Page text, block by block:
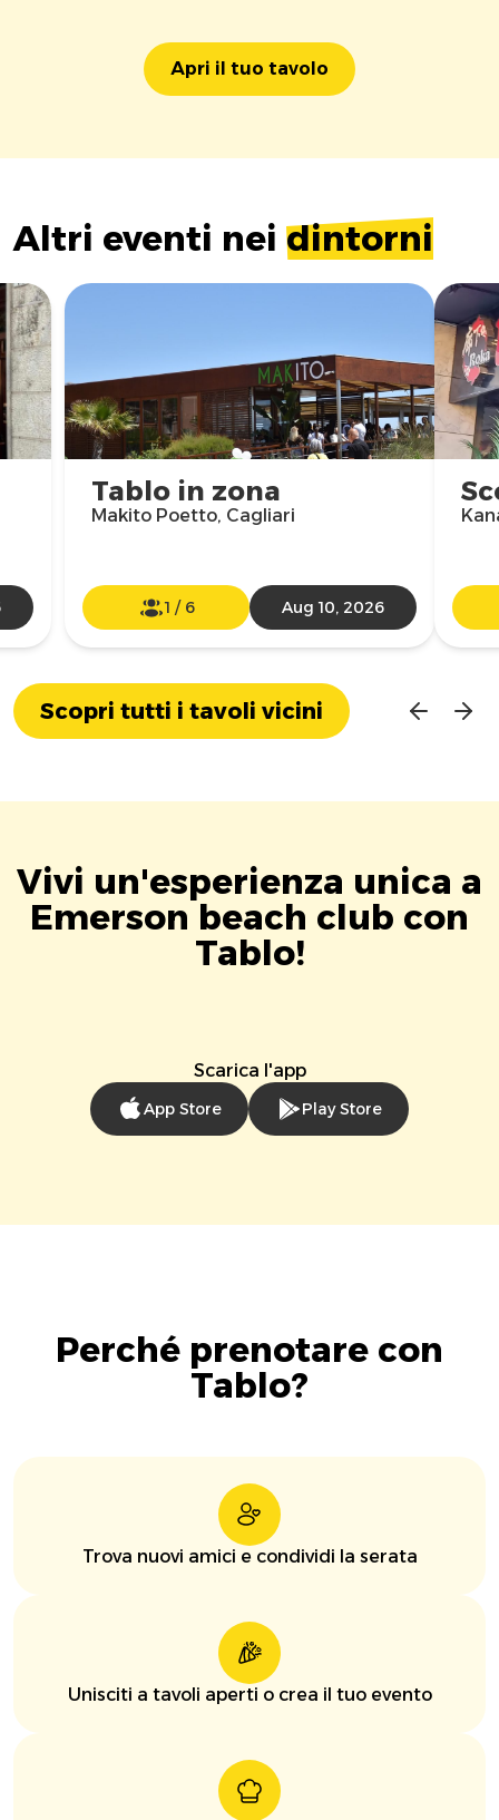
Apri il tuo tavolo
Altri eventi nei dintorni
Tablo in zona
Makito Poetto, Cagliari
1 / 6 Aug 10, 2026
Scopri tutti i tavoli vicini
Vivi un'esperienza unica a
Emerson beach club con
Tablo!
Scarica l'app
App Store Play Store
Perché prenotare con
Tablo?
Trova nuovi amici e condividi la serata
Unisciti a tavoli aperti o crea il tuo evento